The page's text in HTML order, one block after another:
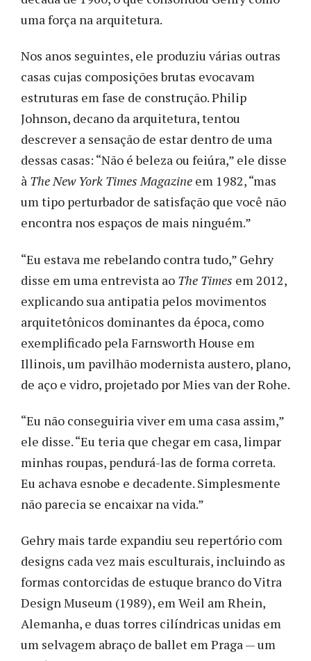
uma força na arquitetura.
Nos anos seguintes, ele produziu várias outras
casas cujas composições brutas evocavam
estruturas em fase de construção. Philip
Johnson, decano da arquitetura, tentou
descrever a sensação de estar dentro de uma
dessas casas: “Não é beleza ou feiúra,” ele disse
à The New York Times Magazine em 1982, “mas
um tipo perturbador de satisfação que você não
encontra nos espaços de mais ninguém.”
“Eu estava me rebelando contra tudo,” Gehry
disse em uma entrevista ao The Times em 2012,
explicando sua antipatia pelos movimentos
arquitetônicos dominantes da época, como
exemplificado pela Farnsworth House em
Illinois, um pavilhão modernista austero, plano,
de aço e vidro, projetado por Mies van der Rohe.
“Eu não conseguiria viver em uma casa assim,”
ele disse. “Eu teria que chegar em casa, limpar
minhas roupas, pendurá-las de forma correta.
Eu achava esnobe e decadente. Simplesmente
não parecia se encaixar na vida.”
Gehry mais tarde expandiu seu repertório com
designs cada vez mais esculturais, incluindo as
formas contorcidas de estuque branco do Vitra
Design Museum (1989), em Weil am Rhein,
Alemanha, e duas torres cilíndricas unidas em
um selvagem abraço de ballet em Praga — um